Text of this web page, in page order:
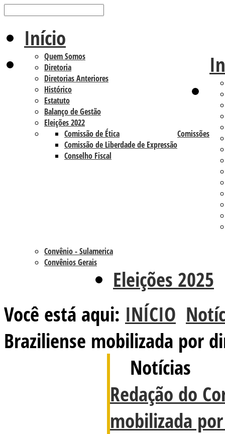
Início
Quem Somos
Diretoria
Diretorias Anteriores
Histórico
Estatuto
Balanço de Gestão
Eleições 2022
Comissões
Comissão de Ética
Comissão de Liberdade de Expressão
Conselho Fiscal
Convênio - Sulamerica
Convênios Gerais
Eleições 2025
Você está aqui: INÍCIO
Braziliense mobilizada por
Notícias
Redação do
mobilizada